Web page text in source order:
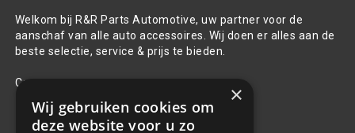
Welkom bij R&R Parts Automotive, uw partner voor de
aanschaf van alle auto accessoires. Wij doen er alles aan de
beste selectie, service & prijs te bieden.
Contact
+31(0)85 486 83 17
×
Wij gebruiken cookies om
deze website voor u zo